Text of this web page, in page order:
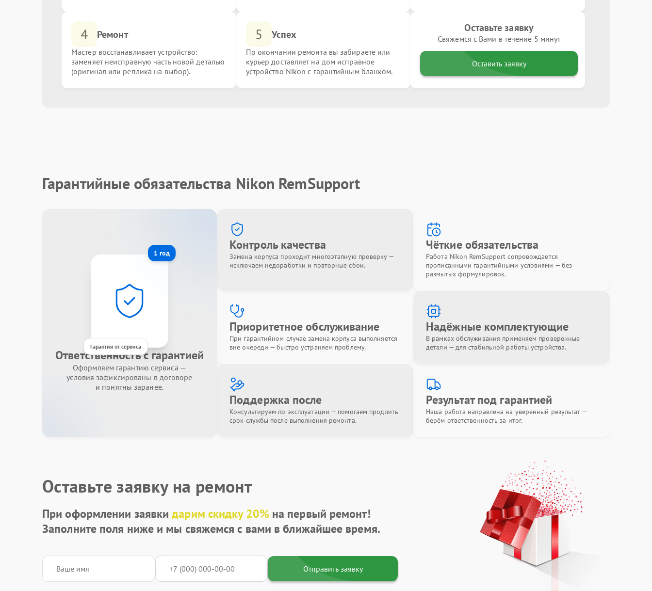
4 Ремонт
Мастер восстанавливает устройство:
заменяет неисправную часть новой деталью
(оригинал или реплика на выбор).
5 Успех
По окончании ремонта вы забираете или
курьер доставляет на дом исправное
устройство Nikon с гарантийным бланком.
Оставьте заявку
Свяжемся с Вами в течение 5 минут
Оставить заявку
Гарантийные обязательства Nikon RemSupport
1 год
Гарантия от сервиса
Ответственность с гарантией
Оформляем гарантию сервиса —
условия зафиксированы в договоре
и понятны заранее.
Контроль качества
Замена корпуса проходит многоэтапную проверку —
исключаем недоработки и повторные сбои.
Чёткие обязательства
Работа Nikon RemSupport сопровождается
прописанными гарантийными условиями — без
размытых формулировок.
Приоритетное обслуживание
При гарантийном случае замена корпуса выполняется
вне очереди — быстро устраняем проблему.
Надёжные комплектующие
В рамках обслуживания применяем проверенные
детали — для стабильной работы устройства.
Поддержка после
Консультируем по эксплуатации — помогаем продлить
срок службы после выполнения ремонта.
Результат под гарантией
Наша работа направлена на уверенный результат —
берём ответственность за итог.
Оставьте заявку на ремонт
При оформлении заявкидарим скидку 20%на первый ремонт!
Заполните поля ниже и мы свяжемся с вами в ближайшее время.
Отправить заявку